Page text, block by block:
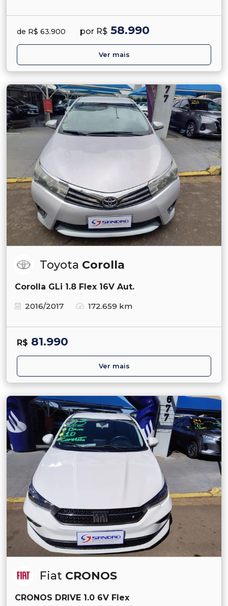
de R$ 63.900 por R$ 58.990
Ver mais
Toyota Corolla
Corolla GLi 1.8 Flex 16V Aut.
2016/2017
172.659 km
R$ 81.990
Ver mais
Fiat CRONOS
CRONOS DRIVE 1.0 6V Flex